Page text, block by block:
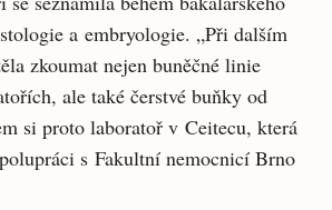
a embryologie. „Při dalším
zkoumat nejen buněčné linie
ale také čerstvé buňky od
si proto laboratoř v Ceitecu, která
s Fakultní nemocnicí Brno